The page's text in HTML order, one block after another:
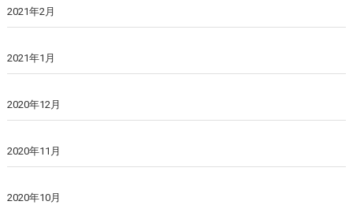
2021年2月
2021年1月
2020年12月
2020年11月
2020年10月